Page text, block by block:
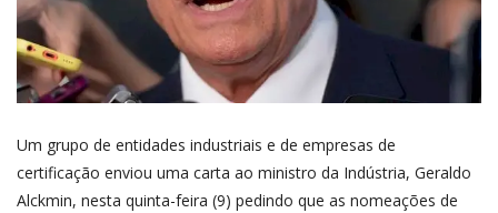
Um grupo de entidades industriais e de empresas de
certificação enviou uma carta ao ministro da Indústria, Geraldo
Alckmin, nesta quinta-feira (9) pedindo que as nomeações de